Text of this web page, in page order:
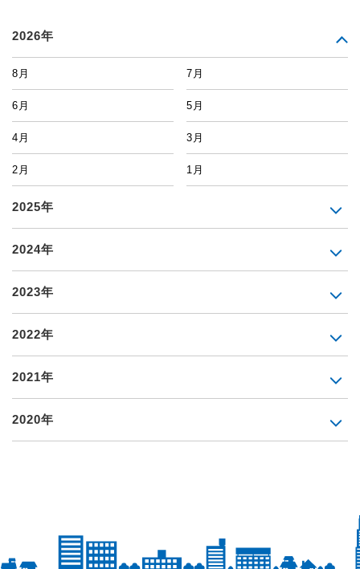
2026年
8月 7月
6月 5月
4月 3月
2月 1月
2025年
2024年
2023年
2022年
2021年
2020年